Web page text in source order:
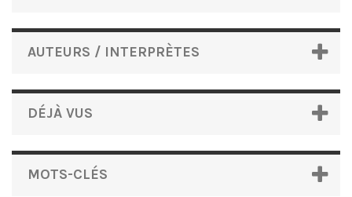
AUTEURS / INTERPRÈTES
DÉJÀ VUS
MOTS-CLÉS